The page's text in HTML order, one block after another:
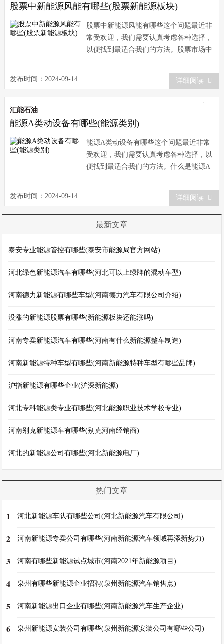
股票中新能源风能有哪些(股票新能源板块)
股票中新能源风能有哪些这个问题最近非
常受欢迎，我们需要认真考虑各种选择，
以便找到最适合我们的方法。股票市场中
发布时间：2024-09-14 详细阅读
汇能石油
能源A类动设备有哪些(能源类别)
能源A类动设备有哪些这个问题最近非常
受欢迎，我们需要认真考虑各种选择，以
便找到最适合我们的方法。什么是能源A
发布时间：2024-09-14 详细阅读
最新文章
泰安专业能源管控有哪些(泰安市能源局官方网站)
河北绿色新能源汽车有哪些(河北可以上绿牌的混动车型)
河南德力新能源有哪些车型(河南德力汽车有限公司介绍)
没涨的新能源股票有哪些(新能源板块还能涨吗)
河南专卖新能源汽车有哪些(河南有什么新能源整车制造)
河南新能源特种车型有哪些(河南新能源特种车型有哪些品牌)
沪指新能源有哪些企业(沪深新能源)
河北专科能源类专业有哪些(河北能源职业技术学校专业)
河南别克新能源车有哪些(别克河南经销商)
河北的新能源公司有哪些(河北新能源电厂)
热门文章
1 河北新能源车队有哪些公司(河北新能源汽车有限公司)
2 河南新能源专卖公司有哪些(河南新能源汽车领域再添新势力)
3 河南有哪些新能源试点城市(河南2021年新能源项目)
4 泉州有哪些新能源企业招聘(泉州新能源汽车销售点)
5 河南新能源出口企业有哪些(河南新能源汽车生产企业)
6 泉州新能源安装公司有哪些(泉州新能源安装公司有哪些公司)